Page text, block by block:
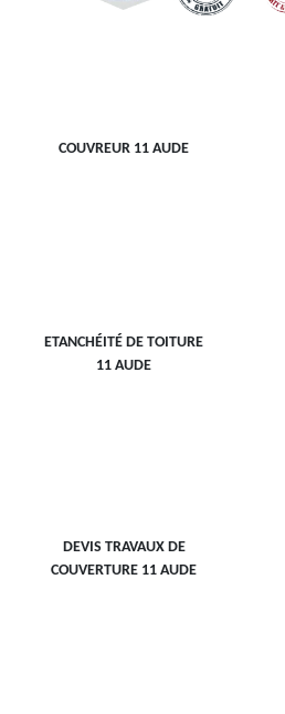
COUVREUR 11 AUDE
ETANCHÉITÉ DE TOITURE
11 AUDE
DEVIS TRAVAUX DE
COUVERTURE 11 AUDE